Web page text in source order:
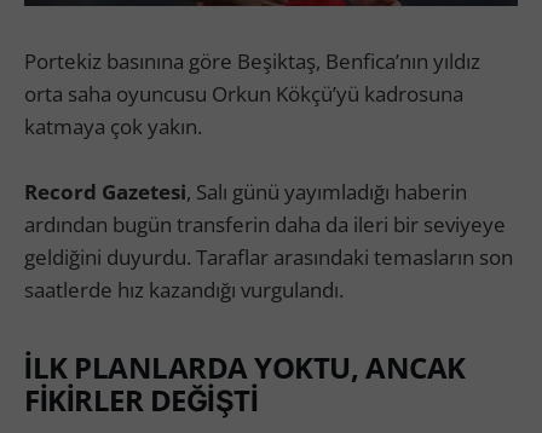
Portekiz basınına göre Beşiktaş, Benfica’nın yıldız
orta saha oyuncusu Orkun Kökçü’yü kadrosuna
katmaya çok yakın.
Record Gazetesi, Salı günü yayımladığı haberin
ardından bugün transferin daha da ileri bir seviyeye
geldiğini duyurdu. Taraflar arasındaki temasların son
saatlerde hız kazandığı vurgulandı.
İLK PLANLARDA YOKTU, ANCAK
FİKİRLER DEĞİŞTİ